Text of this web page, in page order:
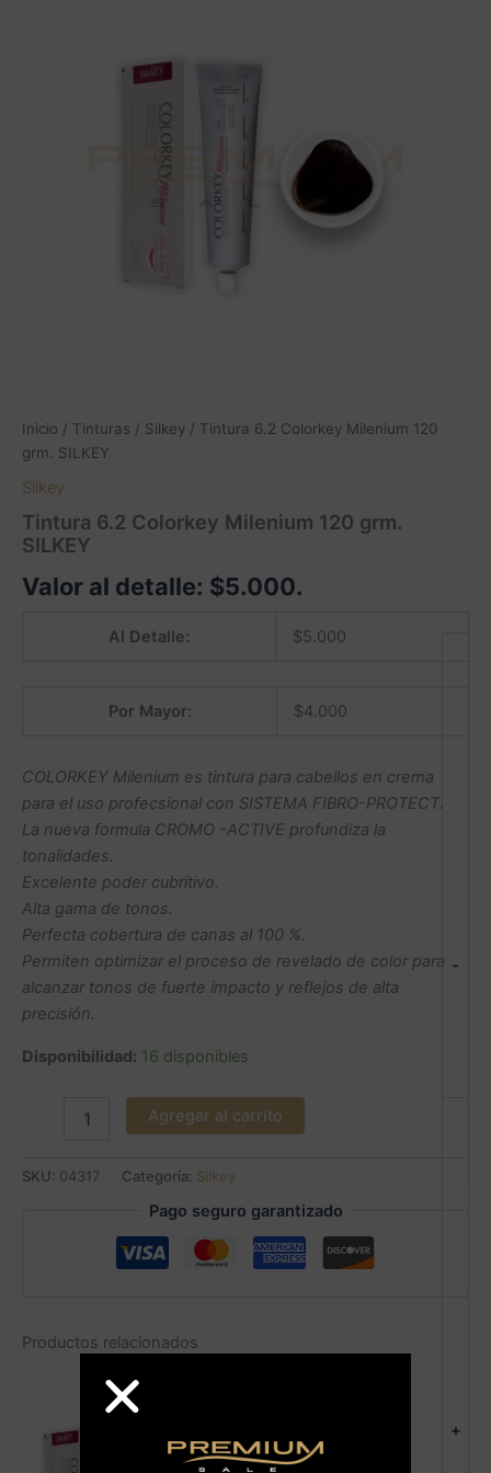
Inicio / Tinturas / Silkey / Tintura 6.2 Colorkey Milenium 120
grm. SILKEY
Silkey
Tintura 6.2 Colorkey Milenium 120 grm.
SILKEY
Valor al detalle: $5.000.
Al Detalle: $5.000
Por Mayor: $4.000
COLORKEY Milenium es tintura para cabellos en crema
para el uso profecsional con SISTEMA FIBRO-PROTECT.
La nueva formula CROMO -ACTIVE profundiza la
tonalidades.
Excelente poder cubritivo.
Alta gama de tonos.
Perfecta cobertura de canas al 100 %.
Permiten optimizar el proceso de revelado de color para
alcanzar tonos de fuerte impacto y reflejos de alta
precisión.
Disponibilidad: 16 disponibles
-
+
Agregar al carrito
SKU: 04317 Categoría: Silkey
Pago seguro garantizado
Productos relacionados